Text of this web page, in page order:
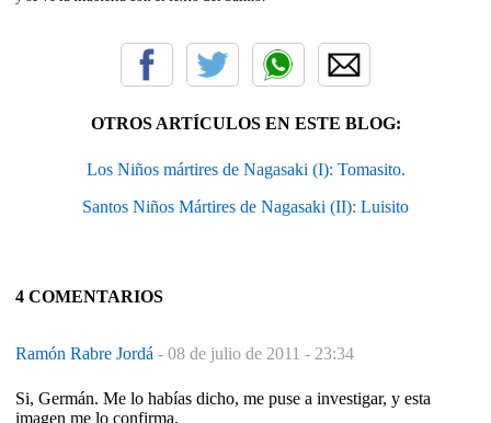
OTROS ARTÍCULOS EN ESTE BLOG:
Los Niños mártires de Nagasaki (I): Tomasito.
Santos Niños Mártires de Nagasaki (II): Luisito
4 COMENTARIOS
Ramón Rabre Jordá - 08 de julio de 2011 - 23:34
Si, Germán. Me lo habías dicho, me puse a investigar, y esta
imagen me lo confirma.